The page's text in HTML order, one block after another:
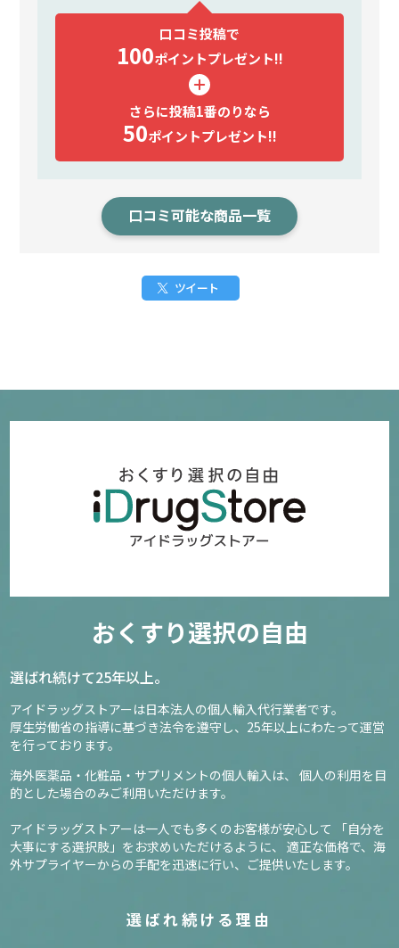
口コミ投稿で
100ポイントプレゼント!!
さらに投稿1番のりなら
50ポイントプレゼント!!
口コミ可能な商品一覧
ツイート
おくすり選択の自由
選ばれ続けて25年以上。
アイドラッグストアーは日本法人の個人輸入代行業者です。
厚生労働省の指導に基づき法令を遵守し、 25年以上にわたって運営
を行っております。
海外医薬品・化粧品・サプリメントの個人輸入は、
個人の利用を目
的とした場合のみご利用いただけます。
アイドラッグストアーは一人でも多くのお客様が安心して
「自分を
大事にする選択肢」をお求めいただけるように、
適正な価格で、海
外サプライヤーからの手配を迅速に行い、ご提供いたします。
選ばれ続ける理由